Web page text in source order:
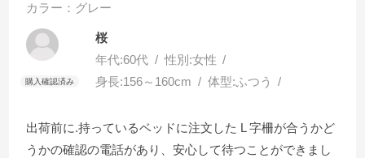
カラー：グレー
桜
年代:60代 性別:女性
身長:156～160cm 体型:ふつう
出荷前に.持っているベッドに注文した L 字柵が合うかど
うかの確認の電話があり、安心して待つことができまし